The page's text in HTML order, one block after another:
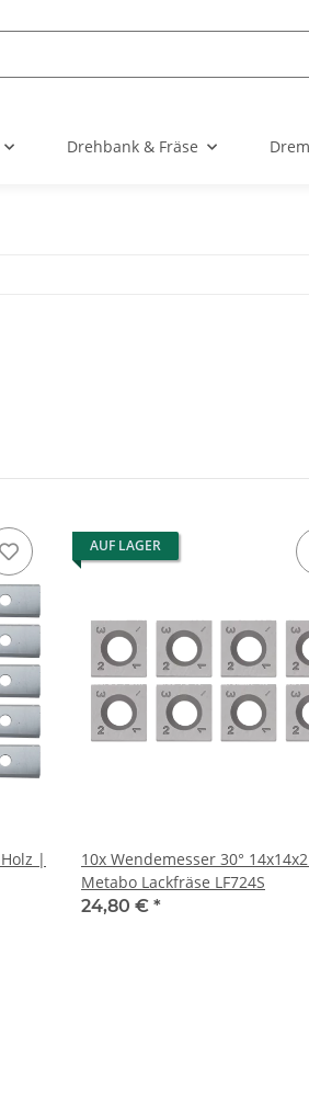
Drehbank & Fräse
|
AUF LAGER
10x Wendemesser 30°
Metabo Lackfräse LF724S
24,80 € *